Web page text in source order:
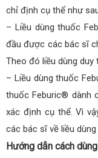
chỉ định cụ thể như
– Liều dùng thuốc
đầu được các bác sĩ
Theo đó liều dùng
– Liều dùng thuốc
thuốc Feburic® dành
xác định cụ thể. Vì
các bác sĩ về liều
Hướng dẫn cách